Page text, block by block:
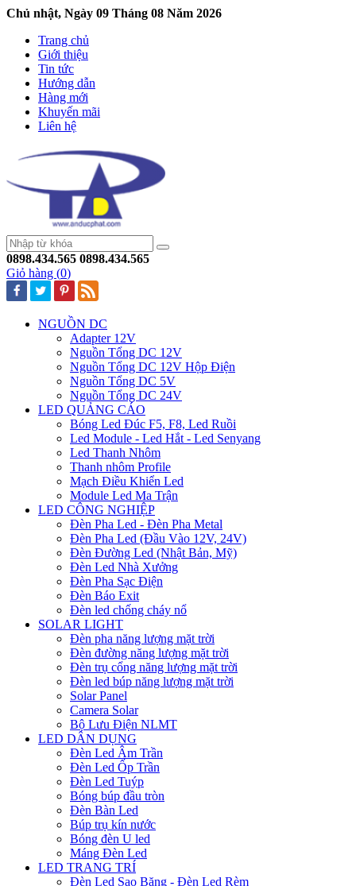
Chủ nhật, Ngày 09 Tháng 08 Năm 2026
Trang chủ
Giới thiệu
Tin tức
Hướng dẫn
Hàng mới
Khuyến mãi
Liên hệ
0898.434.565 0898.434.565
Giỏ hàng (0)
NGUỒN DC
Adapter 12V
Nguồn Tổng DC 12V
Nguồn Tổng DC 12V Hộp Điện
Nguồn Tổng DC 5V
Nguồn Tổng DC 24V
LED QUẢNG CÁO
Bóng Led Đúc F5, F8, Led Ruồi
Led Module - Led Hắt - Led Senyang
Led Thanh Nhôm
Thanh nhôm Profile
Mạch Điều Khiển Led
Module Led Ma Trận
LED CÔNG NGHIỆP
Đèn Pha Led - Đèn Pha Metal
Đèn Pha Led (Đầu Vào 12V, 24V)
Đèn Đường Led (Nhật Bản, Mỹ)
Đèn Led Nhà Xưởng
Đèn Pha Sạc Điện
Đèn Báo Exit
Đèn led chống cháy nổ
SOLAR LIGHT
Đèn pha năng lượng mặt trời
Đèn đường năng lượng mặt trời
Đèn trụ cổng năng lượng mặt trời
Đèn led búp năng lượng mặt trời
Solar Panel
Camera Solar
Bộ Lưu Điện NLMT
LED DÂN DỤNG
Đèn Led Âm Trần
Đèn Led Ốp Trần
Đèn Led Tuýp
Bóng búp đầu tròn
Đèn Bàn Led
Búp trụ kín nước
Bóng đèn U led
Máng Đèn Led
LED TRANG TRÍ
Đèn Led Sao Băng - Đèn Led Rèm